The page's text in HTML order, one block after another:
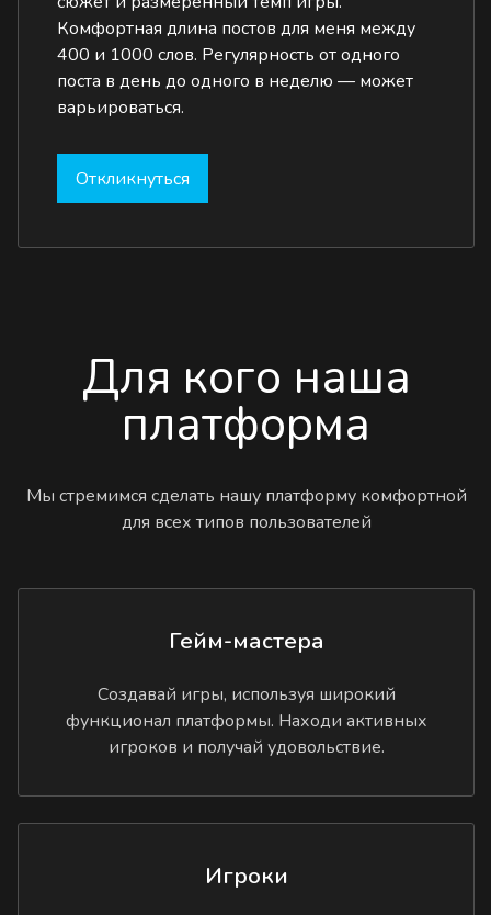
Комфортная длина постов для меня между
400 и 1000 слов. Регулярность от одного
поста в день до одного в неделю — может
варьироваться.
Откликнуться
Для кого наша
платформа
Мы стремимся сделать нашу платформу комфортной
для всех типов пользователей
Гейм-мастера
Создавай игры, используя широкий
функционал платформы. Находи активных
игроков и получай удовольствие.
Игроки